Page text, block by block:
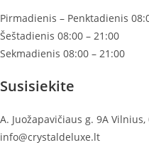
Pirmadienis – Penktadienis
Šeštadienis 08:00 – 21:00
Sekmadienis 08:00 – 21:00
Susisiekite
A. Juožapavičiaus g. 9A Vilnius,
info@crystaldeluxe.lt